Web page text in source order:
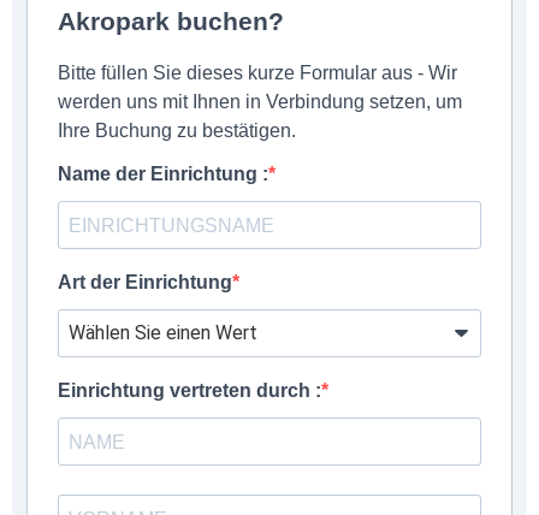
Akropark buchen?
Bitte füllen Sie dieses kurze Formular aus - Wir
werden uns mit Ihnen in Verbindung setzen, um
Ihre Buchung zu bestätigen.
Name der Einrichtung :
Art der Einrichtung
Einrichtung vertreten durch :